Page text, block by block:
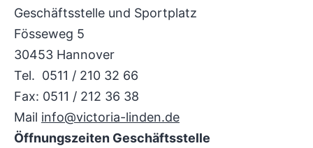
Geschäftsstelle und Sportplatz
Fösseweg 5
30453 Hannover
Tel. 0511 / 210 32 66
Fax: 0511 / 212 36 38
Mail info@victoria-linden.de
Öffnungszeiten Geschäftsstelle